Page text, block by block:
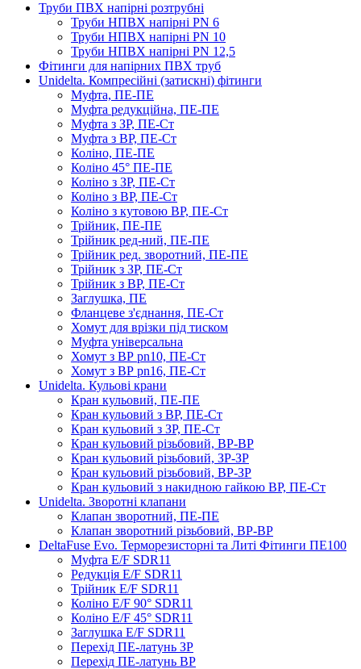
Труби ПВХ напірні розтрубні
Труби НПВХ напірні PN 6
Труби НПВХ напірні PN 10
Труби НПВХ напірні PN 12,5
Фітинги для напірних ПВХ труб
Unidelta. Компресійні (затискні) фітинги
Муфта, ПЕ-ПЕ
Муфта редукційна, ПЕ-ПЕ
Муфта з ЗР, ПЕ-Ст
Муфта з ВР, ПЕ-Ст
Коліно, ПЕ-ПЕ
Коліно 45° ПЕ-ПЕ
Коліно з ЗР, ПЕ-Ст
Коліно з ВР, ПЕ-Ст
Коліно з кутовою ВР, ПЕ-Ст
Трійник, ПЕ-ПЕ
Трійник ред-ний, ПЕ-ПЕ
Трійник ред. зворотний, ПЕ-ПЕ
Трійник з ЗР, ПЕ-Ст
Трійник з ВР, ПЕ-Ст
Заглушка, ПЕ
Фланцеве з'єднання, ПЕ-Ст
Хомут для врізки під тиском
Муфта універсальна
Хомут з ​​ВР pn10, ПЕ-Ст
Хомут з ВР pn16, ПЕ-Ст
Unidelta. Кульові крани
Кран кульовий, ПЕ-ПЕ
Кран кульовий з ВР, ПЕ-Ст
Кран кульовий з ЗР, ПЕ-Ст
Кран кульовий різьбовий, ВР-ВР
Кран кульовий різьбовий, ЗР-ЗР
Кран кульовий різьбовий, ВР-ЗР
Кран кульовий з накидною гайкою ВР, ПЕ-Ст
Unidelta. Зворотні клапани
Клапан зворотний, ПЕ-ПЕ
Клапан зворотний різьбовий, ВР-ВР
DeltaFuse Evo. Терморезисторні та Литі Фітинги ПЕ100
Муфта E/F SDR11
Редукція E/F SDR11
Трійник E/F SDR11
Коліно E/F 90° SDR11
Коліно E/F 45° SDR11
Заглушка E/F SDR11
Перехід ПЕ-латунь ЗР
Перехід ПЕ-латунь ВР